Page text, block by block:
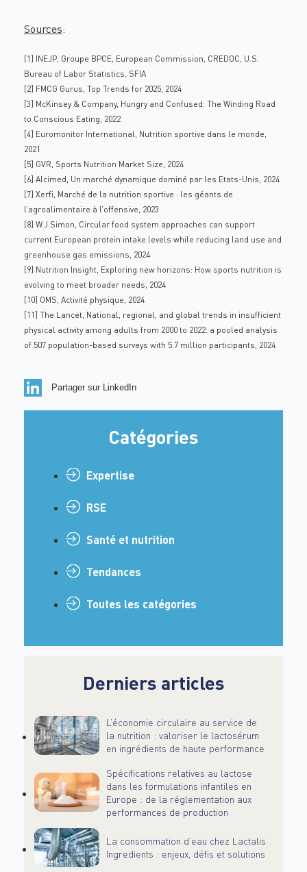
Sources:
[1] INEJP, Groupe BPCE, European Commission, CREDOC, U.S.
Bureau of Labor Statistics, SFIA
[2] FMCG Gurus, Top Trends for 2025, 2024
[3] McKinsey & Company, Hungry and Confused: The Winding Road
to Conscious Eating, 2022
[4] Euromonitor International, Nutrition sportive dans le monde,
2021
[5] GVR, Sports Nutrition Market Size, 2024
[6] Alcimed, Un marché dynamique dominé par les Etats-Unis, 2024
[7] Xerfi, Marché de la nutrition sportive : les géants de
l’agroalimentaire à l’offensive, 2023
[8] W.J.Simon, Circular food system approaches can support
current European protein intake levels while reducing land use and
greenhouse gas emissions, 2024
[9] Nutrition Insight, Exploring new horizons: How sports nutrition is
evolving to meet broader needs, 2024
[10] OMS, Activité physique, 2024
[11] The Lancet, National, regional, and global trends in insufficient
physical activity among adults from 2000 to 2022: a pooled analysis
of 507 population-based surveys with 5.7 million participants, 2024
Partager sur LinkedIn
Catégories
Expertise
RSE
Santé et nutrition
Tendances
Toutes les catégories
Derniers articles
L’économie circulaire au service de
la nutrition : valoriser le lactosérum
en ingrédients de haute performance
Spécifications relatives au lactose
dans les formulations infantiles en
Europe : de la réglementation aux
performances de production
La consommation d’eau chez Lactalis
Ingredients : enjeux, défis et solutions